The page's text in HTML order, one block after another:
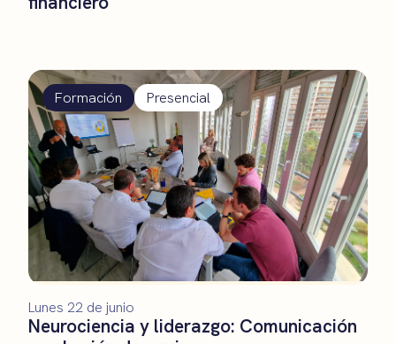
Formación Presencial
Neurociencia y liderazgo: Comunicación
Lunes 22 de junio